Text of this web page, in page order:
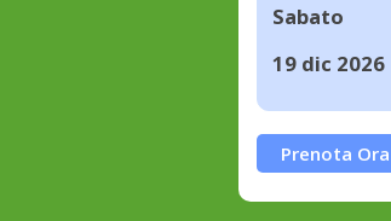
Sabato
19 dic 2026
Prenota Ora